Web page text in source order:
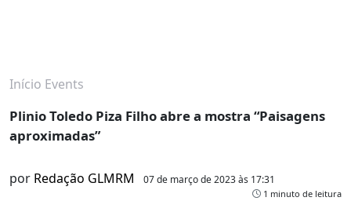
Início Events
Plinio Toledo Piza Filho abre a mostra “Paisagens
aproximadas”
por Redação GLMRM 07 de março de 2023 às 17:31
1 minuto de leitura